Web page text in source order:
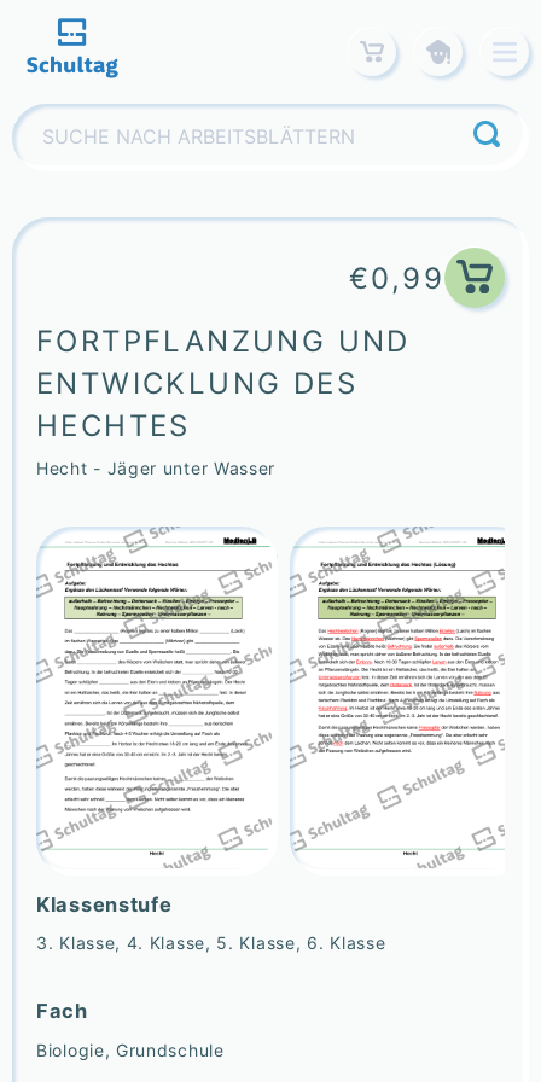
content
Suchen
nach:
€0,99
FORTPFLANZUNG UND
ENTWICKLUNG DES
HECHTES
Hecht - Jäger unter Wasser
Klassenstufe
3. Klasse, 4. Klasse, 5. Klasse, 6. Klasse
Fach
Biologie, Grundschule